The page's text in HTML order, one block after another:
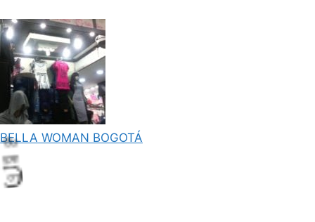
BELLA WOMAN BOGOTÁ
L
o
a
di
n
g
.